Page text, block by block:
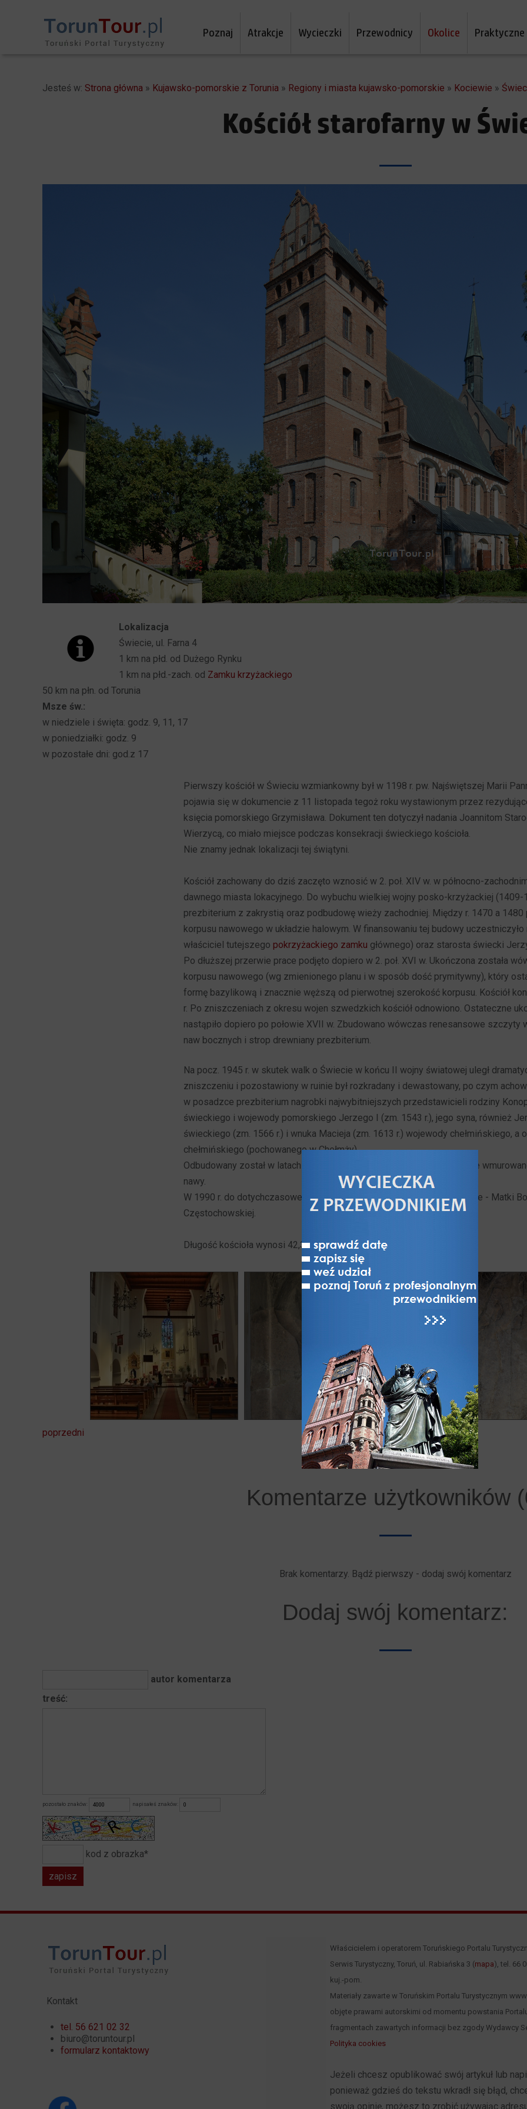
Poznaj Atrakcje Wycieczki Przewodnicy Okolice Praktyczne
Jesteś w: Strona główna » Kujawsko-pomorskie z Torunia » Regiony i miasta kujawsko-pomorskie » Kociewie »
Kościół starofarny w
Lokalizacja
Świecie, ul. Farna 4
1 km na płd. od Dużego Rynku
1 km na płd.-zach. od Zamku krzyżackiego
50 km na płn. od Torunia
Msze św.:
w niedziele i święta: godz. 9, 11, 17
w poniedziałki: godz. 9
w pozostałe dni: god.z 17
Pierwszy kościół w Świeciu wzmiankowny był w 1198 r. pw. Najświętszej Marii
pojawia się w dokumencie z 11 listopada tegoż roku wystawionym przez
księcia pomorskiego Grzymisława. Dokument ten dotyczył nadania Joannitom
Wierzycą, co miało miejsce podczas konsekracji świeckiego kościoła.
Nie znamy jednak lokalizacji tej świątyni.
Kościół zachowany do dziś zaczęto wznosić w 2. poł. XIV w. w północno-
dawnego miasta lokacyjnego. Do wybuchu wielkiej wojny posko-krzyżackiej
prezbiterium z zakrystią oraz podbudowę wieży zachodniej. Między r. 1470 a 1480
korpusu nawowego w układzie halowym. W finansowaniu tej budowy
właściciel tutejszego pokrzyżackiego zamku głównego) oraz starosta świecki
Po dłuższej przerwie prace podjęto dopiero w 2. poł. XVI w. Ukończona została
korpusu nawowego (wg zmienionego planu i w sposób dość prymitywny), który
formę bazylikową i znacznie węższą od pierwotnej szerokość korpusu. Kościół
r. Po zniszczeniach z okresu wojen szwedzkich kościół odnowiono. Ostateczne
nastąpiło dopiero po połowie XVII w. Zbudowano wówczas renesansowe szczyty
naw bocznych i strop drewniany prezbiterium.
Na pocz. 1945 r. w skutek walk o Świecie w końcu II wojny światowej uległ
zniszczeniu i pozostawiony w ruinie był rozkradany i dewastowany, po czym
w posadzce prezbiterium nagrobki najwybitniejszych przedstawicieli rodziny
świeckiego i wojewody pomorskiego Jerzego I (zm. 1543 r.), jego syna, również
świeckiego (zm. 1566 r.) i wnuka Macieja (zm. 1613 r.) wojewody chełmińskiego, a
chełmińskiego (pochowanego w Chełmży).
Odbudowany został w latach 1983-1988 r., wówczas ww. płyty nagrobne
nawy.
W 1990 r. do dotychczasowego (św. Stanisława) dodano nowe wezwnaie - Matki
Częstochowskiej.
Długość kościoła wynosi 42,3 m, a szerokość 17 m.
poprzedni
Komentarze użytkowników
Brak komentarzy. Bądź pierwszy - dodaj swój komentarz
Dodaj swój komentarz:
autor komentarza
treść:
pozostało znaków: napisałeś znaków:
kod z obrazka*
Kontakt
tel. 56 621 02 32
biuro@toruntour.pl
formularz kontaktowy
Właścicielem i operatorem Toruńskiego Portalu
Serwis Turystyczny, Toruń, ul. Rabiańska 3 (mapa), tel. 66
kuj.-pom.
Materiały zawarte w Toruńskim Portalu Turystycznym
objęte prawami autorskimi od momentu powstania
fragmentach zawartych informacji bez zgody Wydawcy
Polityka cookies
Jeżeli chcesz opublikować swój artykuł lub
ponieważ gdzieś do tekstu wkradł się błąd,
swoją opinię, możesz to zrobić używając